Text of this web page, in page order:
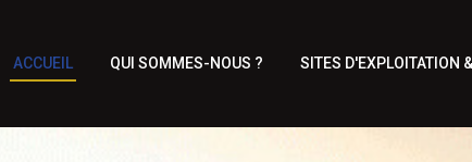
ACCUEIL QUI SOMMES-NOUS ? SITES D'EXPLOITATION